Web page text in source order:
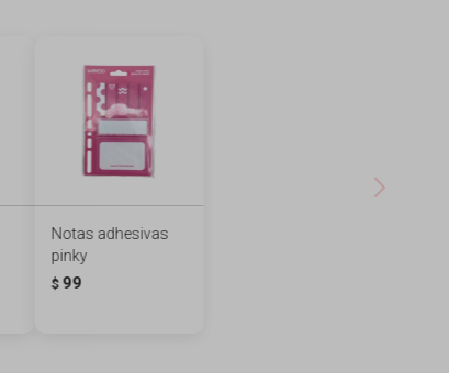
Notas adhesivas
pinky
$ 99